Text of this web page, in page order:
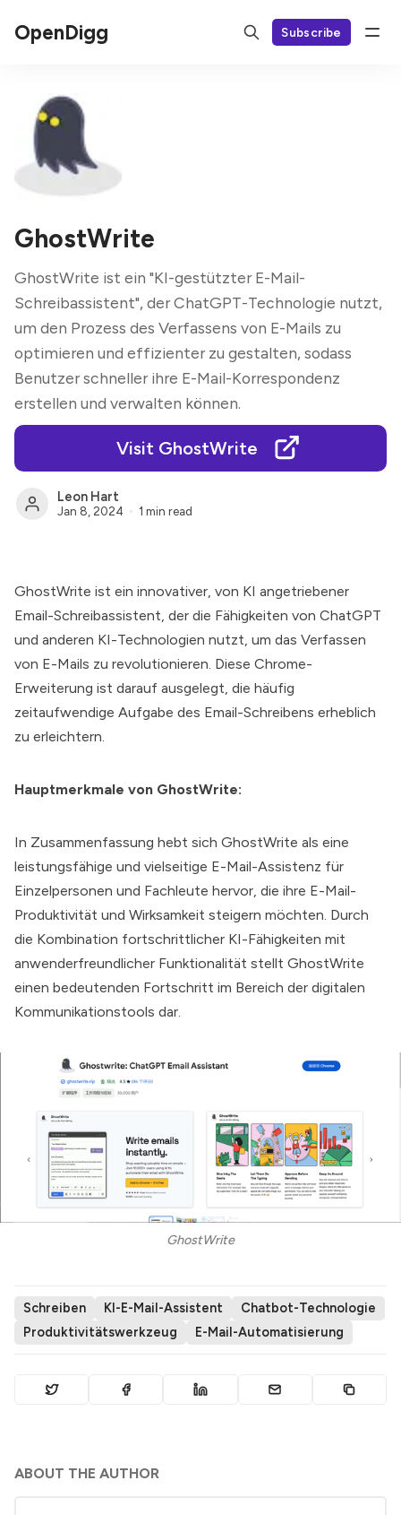
OpenDigg Subscribe
GhostWrite
GhostWrite ist ein "KI-gestützter E-Mail-
Schreibassistent", der ChatGPT-Technologie nutzt,
um den Prozess des Verfassens von E-Mails zu
optimieren und effizienter zu gestalten, sodass
Benutzer schneller ihre E-Mail-Korrespondenz
erstellen und verwalten können.
Visit GhostWrite
Leon Hart
Jan 8, 2024 1 min read
GhostWrite ist ein innovativer, von KI angetriebener
Email-Schreibassistent, der die Fähigkeiten von ChatGPT
und anderen KI-Technologien nutzt, um das Verfassen
von E-Mails zu revolutionieren. Diese Chrome-
Erweiterung ist darauf ausgelegt, die häufig
zeitaufwendige Aufgabe des Email-Schreibens erheblich
zu erleichtern.
Hauptmerkmale von GhostWrite:
In Zusammenfassung hebt sich GhostWrite als eine
leistungsfähige und vielseitige E-Mail-Assistenz für
Einzelpersonen und Fachleute hervor, die ihre E-Mail-
Produktivität und Wirksamkeit steigern möchten. Durch
die Kombination fortschrittlicher KI-Fähigkeiten mit
anwenderfreundlicher Funktionalität stellt GhostWrite
einen bedeutenden Fortschritt im Bereich der digitalen
Kommunikationstools dar.
GhostWrite
Schreiben KI-E-Mail-Assistent
Chatbot-Technologie
Produktivitätswerkzeug
E-Mail-Automatisierung
ABOUT THE AUTHOR